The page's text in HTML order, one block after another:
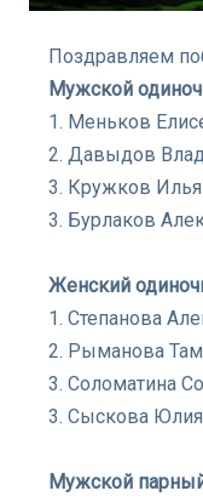
Поздравляем
Мужской
1. Меньков
2. Давыдов
3. Кружков Илья
3. Бурлаков
Женский
1. Степанова
2. Рыманова
3. Соломатина
3. Сыскова Юлия
Мужской